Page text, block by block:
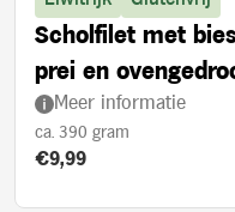
Scholfilet met
prei en
Meer informatie
ca. 390 gram
Product prijs:
€9,99